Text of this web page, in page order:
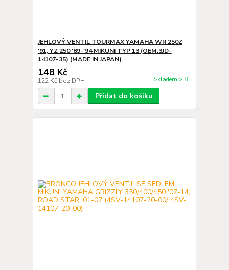
JEHLOVÝ VENTIL TOURMAX YAMAHA WR 250Z
'91, YZ 250 '89-'94 MIKUNI TYP 13 (OEM:3JD-
14107-35) (MADE IN JAPAN)
148 Kč
122 Kč bez DPH Skladem > 8
Přidat do košíku